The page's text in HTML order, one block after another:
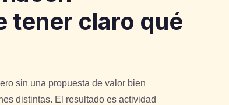
tener claro qué
sin una propuesta de valor bien
distintas. El resultado es actividad